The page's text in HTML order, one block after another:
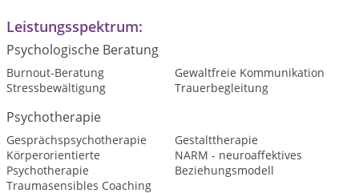
Leistungsspektrum:
Psychologische Beratung
Burnout-Beratung
Gewaltfreie Kommunikation
Stressbewältigung
Trauerbegleitung
Psychotherapie
Gesprächspsychotherapie
Gestalttherapie
Körperorientierte
Psychotherapie
NARM - neuroaffektives
Beziehungsmodell
Traumasensibles Coaching